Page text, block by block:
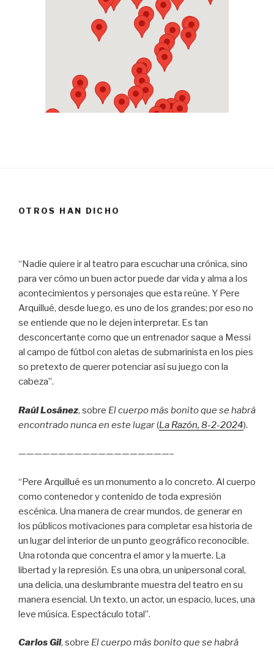
OTROS HAN DICHO
“Nadie quiere ir al teatro para escuchar una crónica, sino
para ver cómo un buen actor puede dar vida y alma a los
acontecimientos y personajes que esta reúne. Y Pere
Arquillué, desde luego, es uno de los grandes; por eso no
se entiende que no le dejen interpretar. Es tan
desconcertante como que un entrenador saque a Messi
al campo de fútbol con aletas de submarinista en los pies
so pretexto de querer potenciar así su juego con la
cabeza”.
Raúl Losánez, sobre El cuerpo más bonito que se habrá
encontrado nunca en este lugar(La Razón, 8-2-2024).
———————————————————–
“Pere Arquillué es un monumento a lo concreto. Al cuerpo
como contenedor y contenido de toda expresión
escénica. Una manera de crear mundos, de generar en
los públicos motivaciones para completar esa historia de
un lugar del interior de un punto geográfico reconocible.
Una rotonda que concentra el amor y la muerte. La
libertad y la represión. Es una obra, un unipersonal coral,
una delicia, una deslumbrante muestra del teatro en su
manera esencial. Un texto, un actor, un espacio, luces, una
leve música. Espectáculo total”.
Carlos Gil, sobre El cuerpo más bonito que se habrá